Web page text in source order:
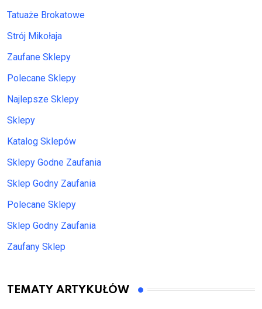
Tatuaże Brokatowe
Strój Mikołaja
Zaufane Sklepy
Polecane Sklepy
Najlepsze Sklepy
Sklepy
Katalog Sklepów
Sklepy Godne Zaufania
Sklep Godny Zaufania
Polecane Sklepy
Sklep Godny Zaufania
Zaufany Sklep
TEMATY ARTYKUŁÓW